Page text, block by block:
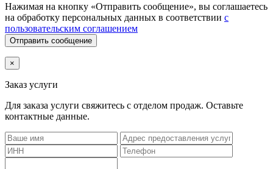
Нажимая на кнопку «Отправить сообщение», вы соглашаетесь
на обработку персональных данных в соответствии с
пользовательским соглашением
Отправить сообщение
×
Заказ услуги
Для заказа услуги свяжитесь с отделом продаж. Оставьте
контактные данные.